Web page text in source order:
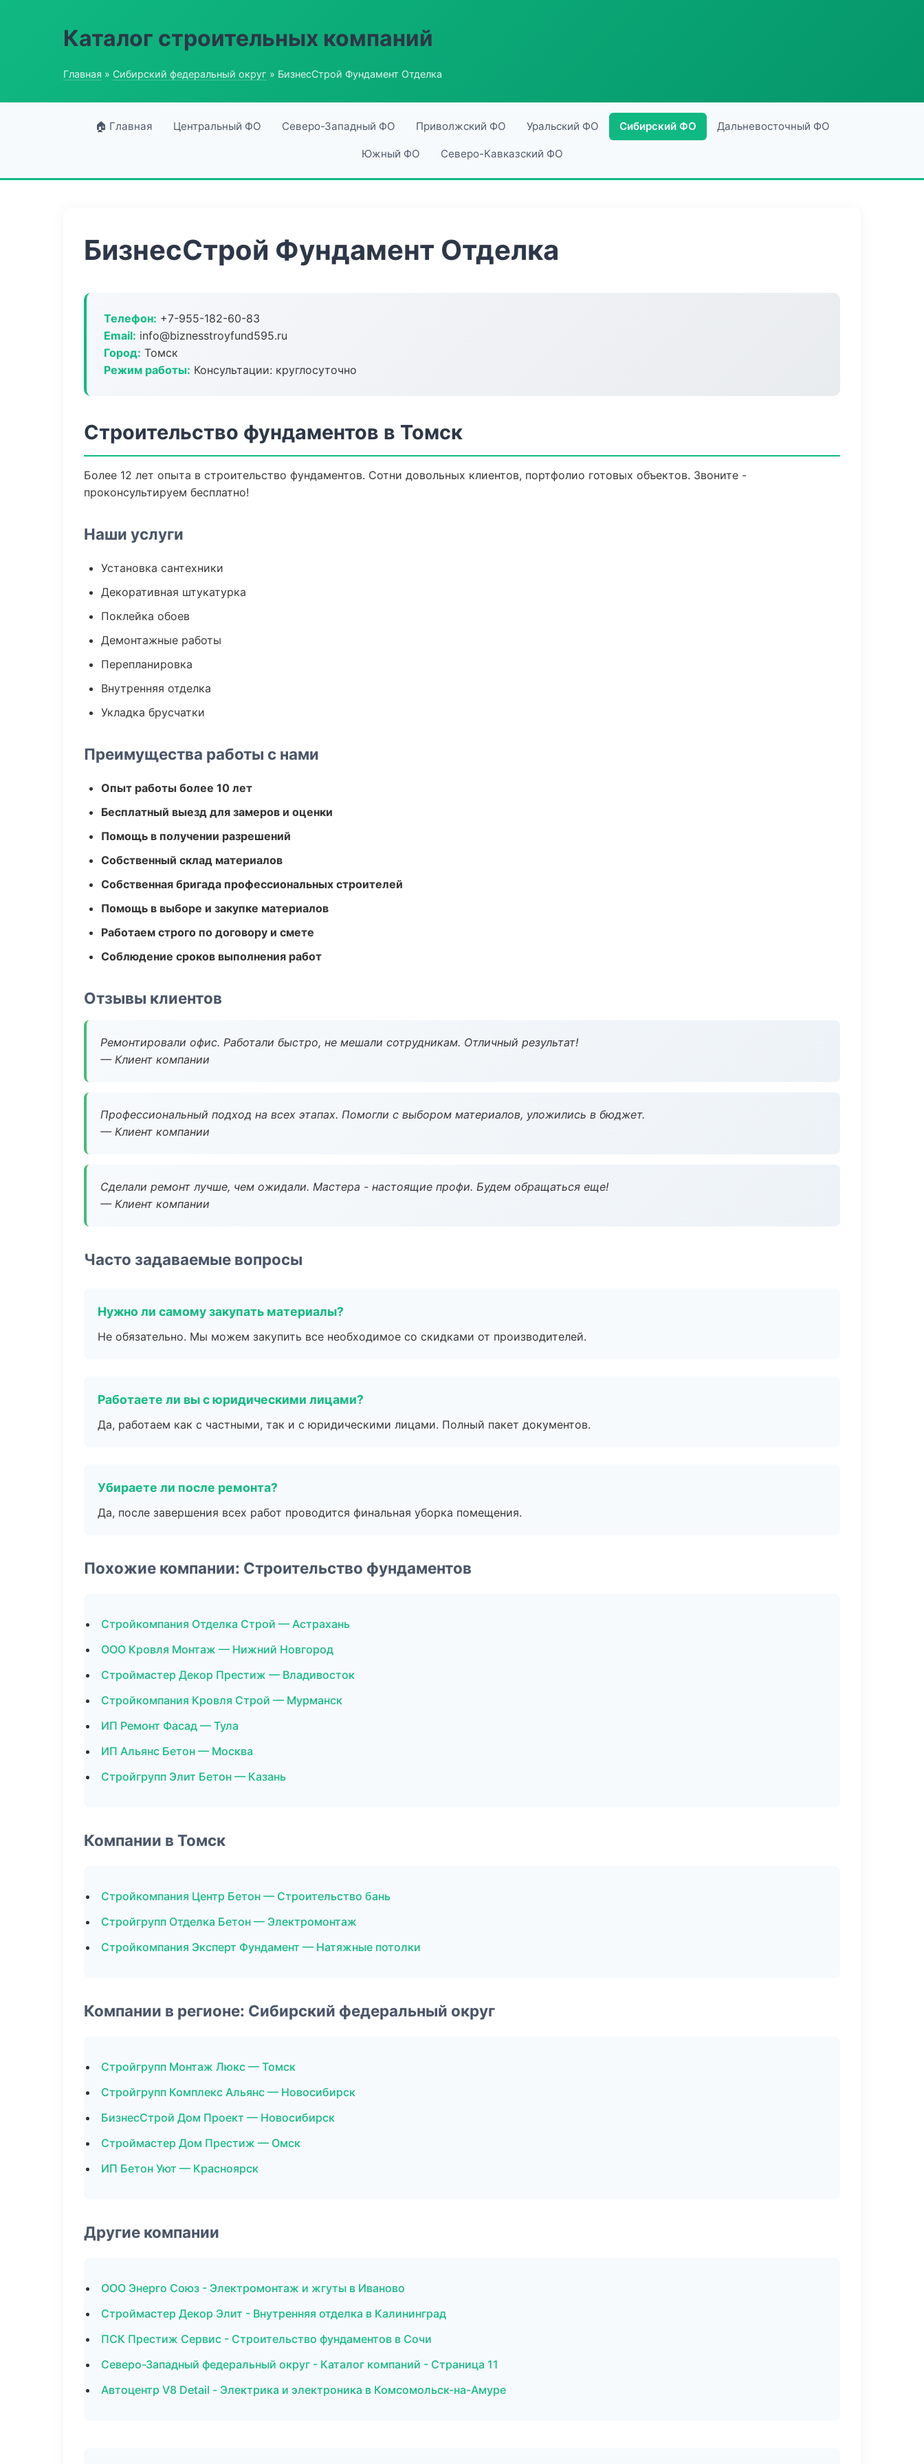
Каталог строительных компаний
Главная » Сибирский федеральный округ » БизнесСтрой Фундамент Отделка
🏠 Главная Центральный ФО Северо-Западный ФО Приволжский ФО Уральский ФО Сибирский ФО Дальневосточный ФО
Южный ФО Северо-Кавказский ФО
БизнесСтрой Фундамент Отделка
Телефон: +7-955-182-60-83
Email: info@biznesstroyfund595.ru
Город: Томск
Режим работы: Консультации: круглосуточно
Строительство фундаментов в Томск
Более 12 лет опыта в строительство фундаментов. Сотни довольных клиентов, портфолио готовых объектов. Звоните -
проконсультируем бесплатно!
Наши услуги
Установка сантехники
Декоративная штукатурка
Поклейка обоев
Демонтажные работы
Перепланировка
Внутренняя отделка
Укладка брусчатки
Преимущества работы с нами
Опыт работы более 10 лет
Бесплатный выезд для замеров и оценки
Помощь в получении разрешений
Собственный склад материалов
Собственная бригада профессиональных строителей
Помощь в выборе и закупке материалов
Работаем строго по договору и смете
Соблюдение сроков выполнения работ
Отзывы клиентов
Ремонтировали офис. Работали быстро, не мешали сотрудникам. Отличный результат!
— Клиент компании
Профессиональный подход на всех этапах. Помогли с выбором материалов, уложились в бюджет.
— Клиент компании
Сделали ремонт лучше, чем ожидали. Мастера - настоящие профи. Будем обращаться еще!
— Клиент компании
Часто задаваемые вопросы
Нужно ли самому закупать материалы?
Не обязательно. Мы можем закупить все необходимое со скидками от производителей.
Работаете ли вы с юридическими лицами?
Да, работаем как с частными, так и с юридическими лицами. Полный пакет документов.
Убираете ли после ремонта?
Да, после завершения всех работ проводится финальная уборка помещения.
Похожие компании: Строительство фундаментов
Стройкомпания Отделка Строй — Астрахань
ООО Кровля Монтаж — Нижний Новгород
Строймастер Декор Престиж — Владивосток
Стройкомпания Кровля Строй — Мурманск
ИП Ремонт Фасад — Тула
ИП Альянс Бетон — Москва
Стройгрупп Элит Бетон — Казань
Компании в Томск
Стройкомпания Центр Бетон — Строительство бань
Стройгрупп Отделка Бетон — Электромонтаж
Стройкомпания Эксперт Фундамент — Натяжные потолки
Компании в регионе: Сибирский федеральный округ
Стройгрупп Монтаж Люкс — Томск
Стройгрупп Комплекс Альянс — Новосибирск
БизнесСтрой Дом Проект — Новосибирск
Строймастер Дом Престиж — Омск
ИП Бетон Уют — Красноярск
Другие компании
ООО Энерго Союз - Электромонтаж и жгуты в Иваново
Строймастер Декор Элит - Внутренняя отделка в Калининград
ПСК Престиж Сервис - Строительство фундаментов в Сочи
Северо-Западный федеральный округ - Каталог компаний - Страница 11
Автоцентр V8 Detail - Электрика и электроника в Комсомольск-на-Амуре